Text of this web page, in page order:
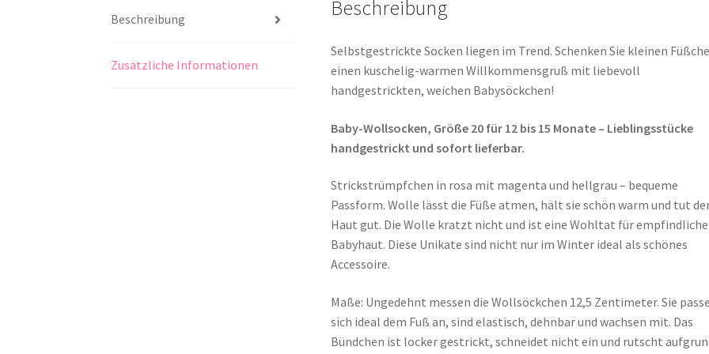
Beschreibung
Zusätzliche Informationen
Beschreibung
Selbstgestrickte Socken liegen im Trend. Schenken Sie kleinen
einen kuschelig-warmen Willkommensgruß mit liebevoll
handgestrickten, weichen Babysöckchen!
Baby-Wollsocken, Größe 20 für 12 bis 15 Monate – Lieblingsstücke
handgestrickt und sofort lieferbar.
Strickstrümpfchen in rosa mit magenta und hellgrau – bequeme
Passform. Wolle lässt die Füße atmen, hält sie schön warm und tut
Haut gut. Die Wolle kratzt nicht und ist eine Wohltat für empfindliche
Babyhaut. Diese Unikate sind nicht nur im Winter ideal als schönes
Accessoire.
Maße: Ungedehnt messen die Wollsöckchen 12,5 Zentimeter. Sie
sich ideal dem Fuß an, sind elastisch, dehnbar und wachsen mit. Das
Bündchen ist locker gestrickt, schneidet nicht ein und rutscht